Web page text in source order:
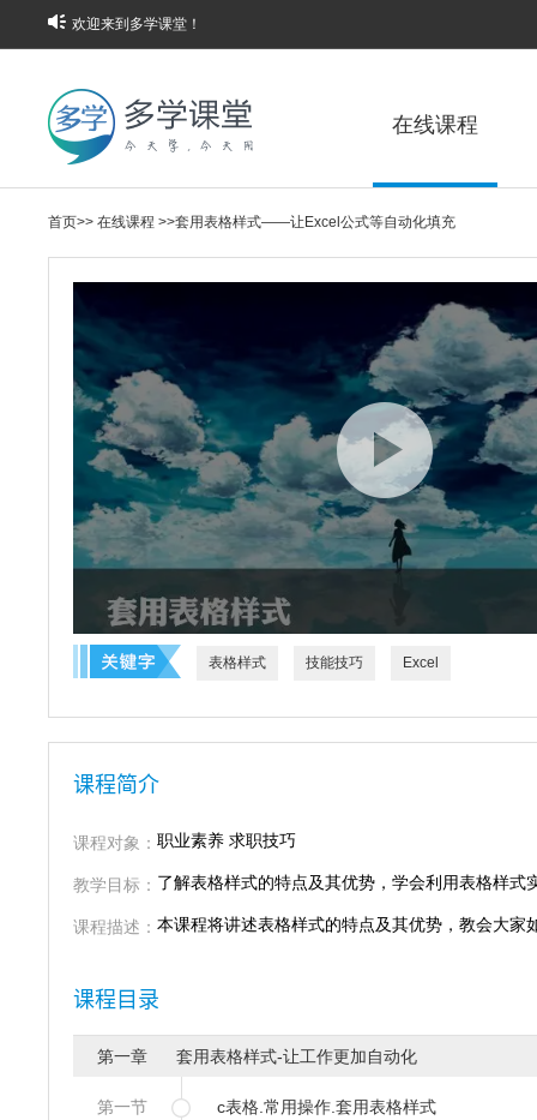
欢迎来到多学课堂！
在线课程
首页>> 在线课程 >>套用表格样式——让Excel公式等自动化填充
表格样式 技能技巧 Excel
课程简介
课程对象： 职业素养 求职技巧
教学目标： 了解表格样式的特点及其优势，学会利用表格样式
课程描述： 本课程将讲述表格样式的特点及其优势，教会大
课程目录
第一章 套用表格样式-让工作更加自动化
第一节 c表格.常用操作.套用表格样式